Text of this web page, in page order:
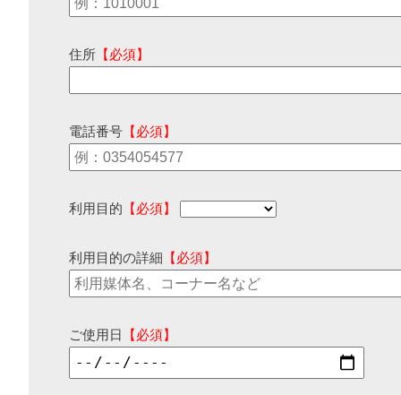
住所 【必須】
電話番号 【必須】
利用目的 【必須】
利用目的の詳細 【必須】
ご使用日 【必須】